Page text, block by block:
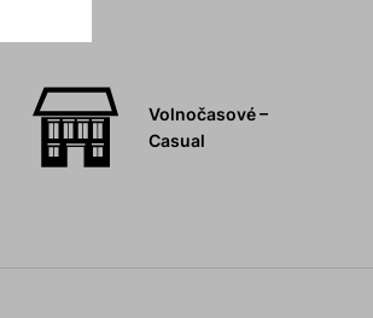
Volnočasové –
Casual